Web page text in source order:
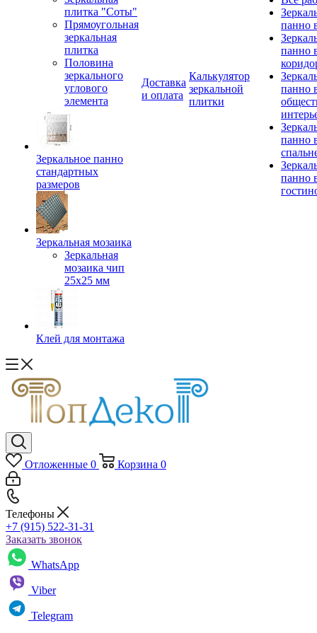
плитка "Соты"
Прямоугольная
зеркальная
плитка
Половина
зеркального
углового
элемента
Зеркальное панно
стандартных
размеров
Зеркальная мозаика
Зеркальная
мозаика чип
25х25 мм
Клей для монтажа
Доставка
и оплата
Калькулятор
зеркальной
плитки
панно
панно
панно
панно
панно
Отложенные 0 Корзина 0
Телефоны
+7 (915) 522-31-31
Заказать звонок
WhatsApp
Viber
Telegram